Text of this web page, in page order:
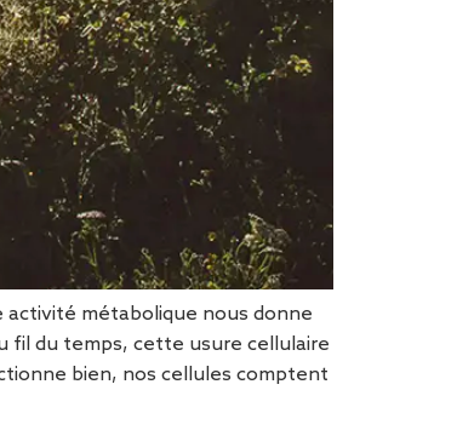
activité métabolique nous donne
fil du temps, cette usure cellulaire
bien, nos cellules comptent